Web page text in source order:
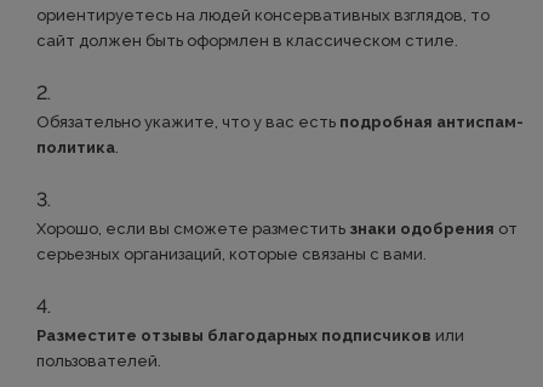
ориентируетесь на людей консервативных взглядов, то
сайт должен быть оформлен в классическом стиле.
Обязательно укажите, что у вас есть подробная антиспам-
политика
Хорошо, если вы сможете разместить знаки одобрения от
серьезных организаций, которые связаны с вами.
Разместите отзывы благодарных подписчиков или
пользователей.